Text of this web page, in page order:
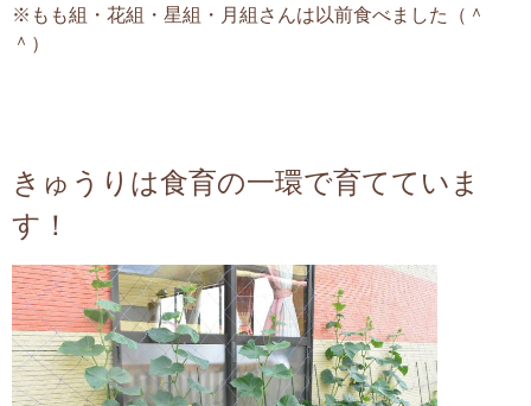
※もも組・花組・星組・月組さんは以前食べました（＾
＾）
きゅうりは食育の一環で育てていま
す！